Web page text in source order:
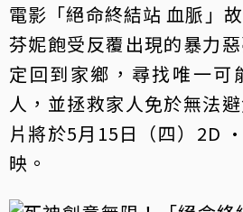
電影「絕命終結站 血脈」
芬妮飽受反覆出現的暴力
定回到家鄉，尋找唯一可
人，並拯救家人免於無法
片將於5月15日（四）2D
映。